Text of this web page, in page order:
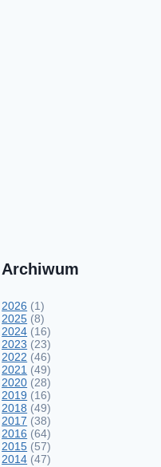
Archiwum
2026 (1)
2025 (8)
2024 (16)
2023 (23)
2022 (46)
2021 (49)
2020 (28)
2019 (16)
2018 (49)
2017 (38)
2016 (64)
2015 (57)
2014 (47)